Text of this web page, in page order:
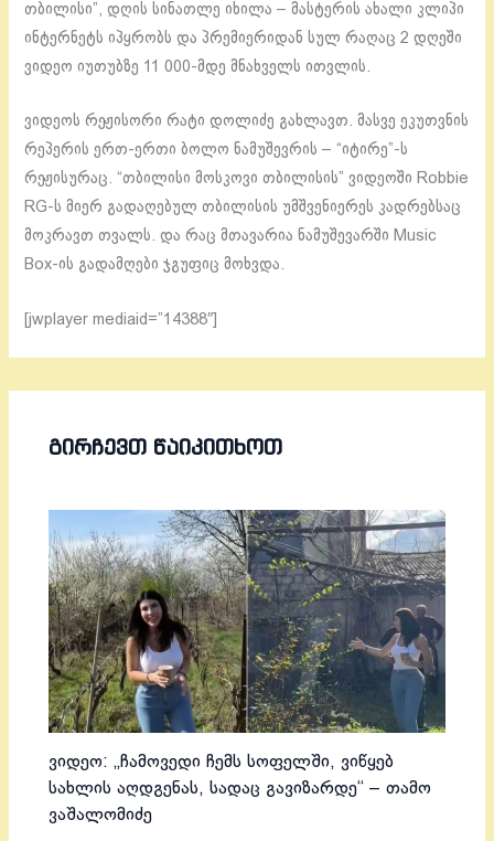
თბილისი”, დღის სინათლე იხილა – მასტერის ახალი კლიპი
ინტერნეტს იპყრობს და პრემიერიდან სულ რაღაც 2 დღეში
ვიდეო იუთუბზე 11 000-მდე მნახველს ითვლის.
ვიდეოს რეჟისორი რატი დოლიძე გახლავთ. მასვე ეკუთვნის
რეპერის ერთ-ერთი ბოლო ნამუშევრის – “იტირე”-ს
რეჟისურაც. “თბილისი მოსკოვი თბილისის” ვიდეოში Robbie
RG-ს მიერ გადაღებულ თბილისის უმშვენიერეს კადრებსაც
მოკრავთ თვალს. და რაც მთავარია ნამუშევარში Music
Box-ის გადამღები ჯგუფიც მოხვდა.
[jwplayer mediaid=”14388″]
ᲒᲘᲠᲩᲔᲕᲗ ᲬᲐᲘᲙᲘᲗᲮᲝᲗ
ვიდეო: „ჩამოვედი ჩემს სოფელში, ვიწყებ
სახლის აღდგენას, სადაც გავიზარდე“ – თამო
ვაშალომიძე